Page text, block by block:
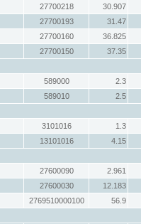
27700218
30.907
27700193
31.47
27700160
36.825
27700150
37.35
589000
2.3
589010
2.5
3101016
1.3
13101016
4.15
27600090
2.961
27600030
12.183
2769510000100
56.9